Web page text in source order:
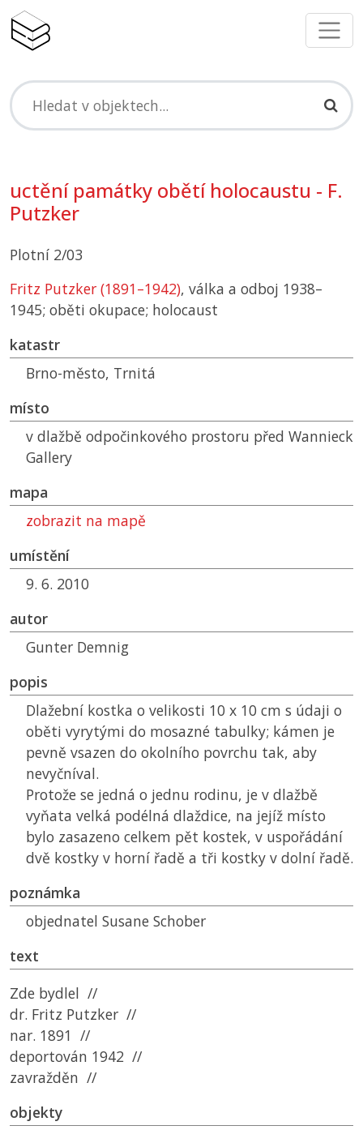
uctění památky obětí holocaustu - F.
Putzker
Plotní 2/03
Fritz Putzker (1891–1942), válka a odboj 1938–
1945; oběti okupace; holocaust
katastr
Brno-město, Trnitá
místo
v dlažbě odpočinkového prostoru před Wannieck
Gallery
mapa
zobrazit na mapě
umístění
9. 6. 2010
autor
Gunter Demnig
popis
Dlažební kostka o velikosti 10 x 10 cm s údaji o
oběti vyrytými do mosazné tabulky; kámen je
pevně vsazen do okolního povrchu tak, aby
nevyčníval.
Protože se jedná o jednu rodinu, je v dlažbě
vyňata velká podélná dlaždice, na jejíž místo
bylo zasazeno celkem pět kostek, v uspořádání
dvě kostky v horní řadě a tři kostky v dolní řadě.
poznámka
objednatel Susane Schober
text
Zde bydlel //
dr. Fritz Putzker //
nar. 1891 //
deportován 1942 //
zavražděn //
objekty